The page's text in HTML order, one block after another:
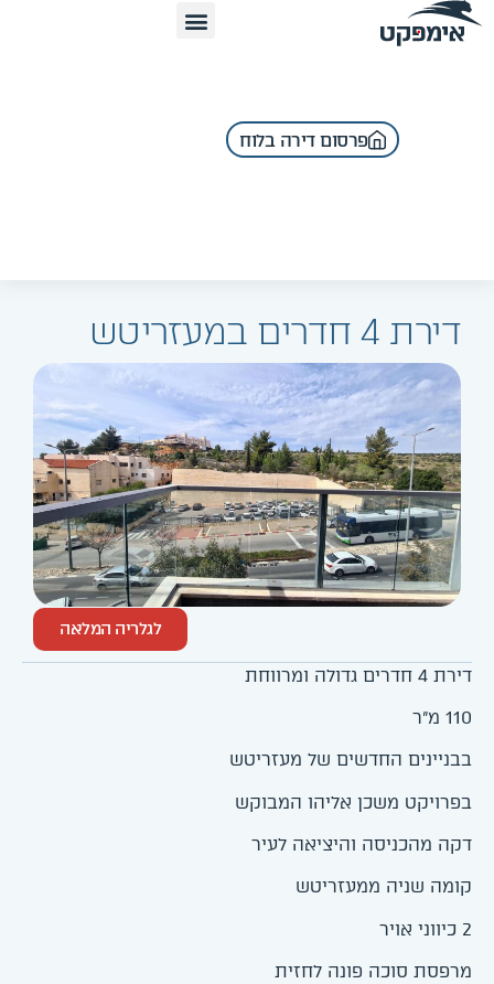
פרסום דירה בלוח
דירת 4 חדרים במעזריטש
לגלריה המלאה
דירת 4 חדרים גדולה ומרווחת
110 מ"ר
בבניינים החדשים של מעזריטש
בפרויקט משכן אליהו המבוקש
דקה מהכניסה והיציאה לעיר
קומה שניה ממעזריטש
2 כיווני אויר
מרפסת סוכה פונה לחזית